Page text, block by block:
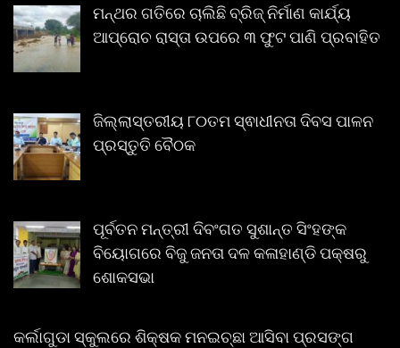
ମନ୍ଥର ଗତିରେ ଚାଲିଛି ବ୍ରିଜ୍ ନିର୍ମାଣ କାର୍ଯ୍ୟ
ଆପ୍ରୋଚ ରାସ୍ତା ଉପରେ ୩ ଫୁଟ ପାଣି ପ୍ରବାହିତ
ଜିଲ୍ଲାସ୍ତରୀୟ ୮୦ତମ ସ୍ଵାଧୀନତା ଦିବସ ପାଳନ
ପ୍ରସ୍ତୁତି ବୈଠକ
ପୂର୍ବତନ ମନ୍ତ୍ରୀ ଦିବଂଗତ ସୁଶାନ୍ତ ସିଂହଙ୍କ
ବିୟୋଗରେ ବିଜୁ ଜନତା ଦଳ କଳାହାଣ୍ଡି ପକ୍ଷରୁ
ଶୋକସଭା
କର୍ଲାଗୁଡା ସ୍କୁଲରେ ଶିକ୍ଷକ ମନଇଚ୍ଛା ଆସିବା ପ୍ରସଙ୍ଗ